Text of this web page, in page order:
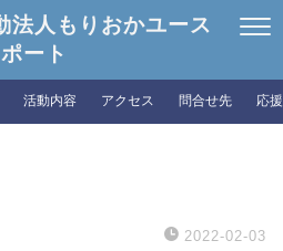
法人もりおかユース
ポート
活動内容 アクセス 問合せ先 応
2022-02-03